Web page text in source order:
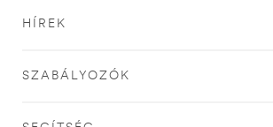
HÍREK
SZABÁLYOZÓK